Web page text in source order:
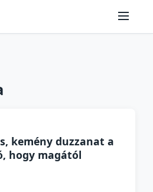
kemény duzzanat a
hogy magától